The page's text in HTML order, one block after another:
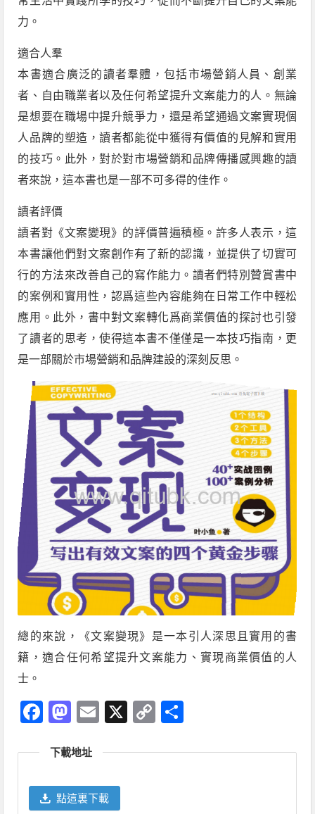
力。
適合人羣
本書適合廣泛的讀者羣體，包括市場營銷人員、創業
者、自由職業者以及任何希望提升文案能力的人。無論
是想要在職場中提升競爭力，還是希望通過文案實現個
人品牌的塑造，讀者都能從中獲得有價值的見解和實用
的技巧。此外，對於對市場營銷和品牌傳播感興趣的讀
者來說，這本書也是一部不可多得的佳作。
讀者評價
讀者對《文案變現》的評價普遍積極。許多人表示，這
本書讓他們對文案創作有了新的認識，並提供了切實可
行的方法來改善自己的寫作能力。讀者們特別贊賞書中
的案例和實用性，認爲這些內容能夠在日常工作中輕松
應用。此外，書中對文案轉化爲商業價值的探討也引發
了讀者的思考，使得這本書不僅僅是一本技巧指南，更
是一部關於市場營銷和品牌建設的深刻反思。
總的來說，《文案變現》是一本引人深思且實用的書
籍，適合任何希望提升文案能力、實現商業價值的人
士。
Facebook
Mastodon
Email
X
Copy
下載地址
點這裏下載